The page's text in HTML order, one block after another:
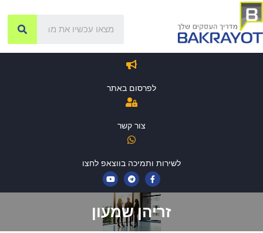
לפרסום באתר
צור קשר
לשירות ותמיכה בווצאפ לחצו
זריהן שמעון